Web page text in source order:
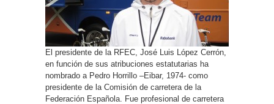
El presidente de la RFEC, José Luis López Cerrón,
en función de sus atribuciones estatutarias ha
nombrado a Pedro Horrillo –Eibar, 1974- como
presidente de la Comisión de carretera de la
Federación Española. Fue profesional de carretera